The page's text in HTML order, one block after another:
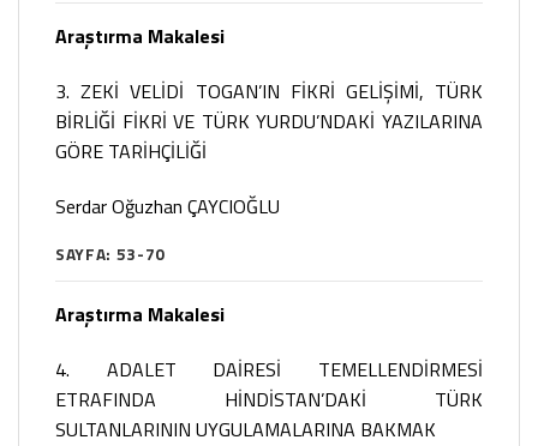
Araştırma Makalesi
3. ZEKİ VELİDİ TOGAN’IN FİKRİ GELİŞİMİ, TÜRK
BİRLİĞİ FİKRİ VE TÜRK YURDU’NDAKİ YAZILARINA
GÖRE TARİHÇİLİĞİ
Serdar Oğuzhan ÇAYCIOĞLU
SAYFA: 53-70
Araştırma Makalesi
4. ADALET DAİRESİ TEMELLENDİRMESİ
ETRAFINDA HİNDİSTAN’DAKİ TÜRK
SULTANLARININ UYGULAMALARINA BAKMAK